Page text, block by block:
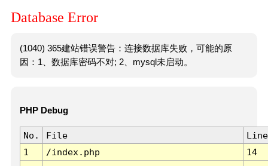
Database Error
(1040) 365建站错误警告：连接数据库失败，可能的原
因：1、数据库密码不对; 2、mysql未启动。
PHP Debug
No. File
Line
1
/index.php 14